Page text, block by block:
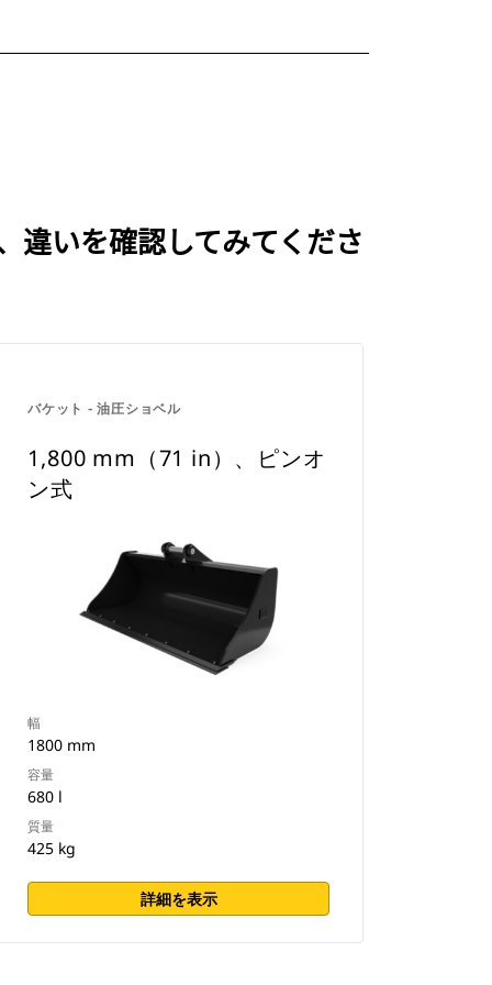
違いを確認してみてくださ
バケット - 油圧ショベル
1,800 mm（71 in）、ピンオ
ン式
幅
1800 mm
容量
680 l
質量
425 kg
詳細を表示